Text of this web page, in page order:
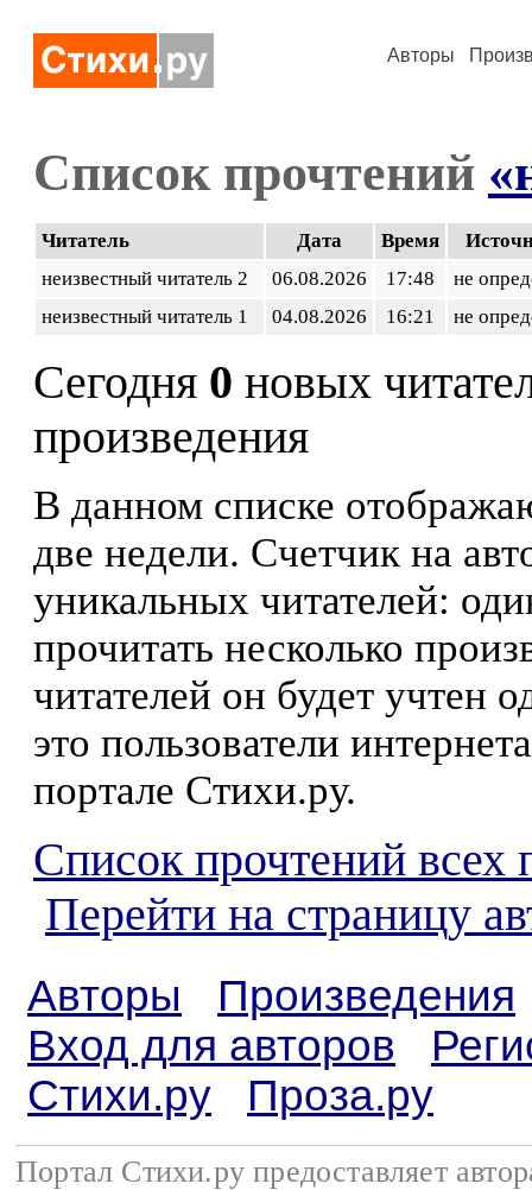
Авторы
Список прочтений
Читатель Дата Время
неизвестный читатель 2
06.08.2026 17:48
не
неизвестный читатель 1
04.08.2026 16:21 не
Сегодня 0 новых
произведения
В данном списке
две недели. Счетчик на
уникальных читателей:
прочитать несколько
читателей он будет учтен
это пользователи
портале Стихи.ру.
Список прочтений всех
Перейти на страницу
Авторы
Произведения
Вход для авторов
Стихи.ру
Проза.ру
Портал Стихи.ру предоставляет